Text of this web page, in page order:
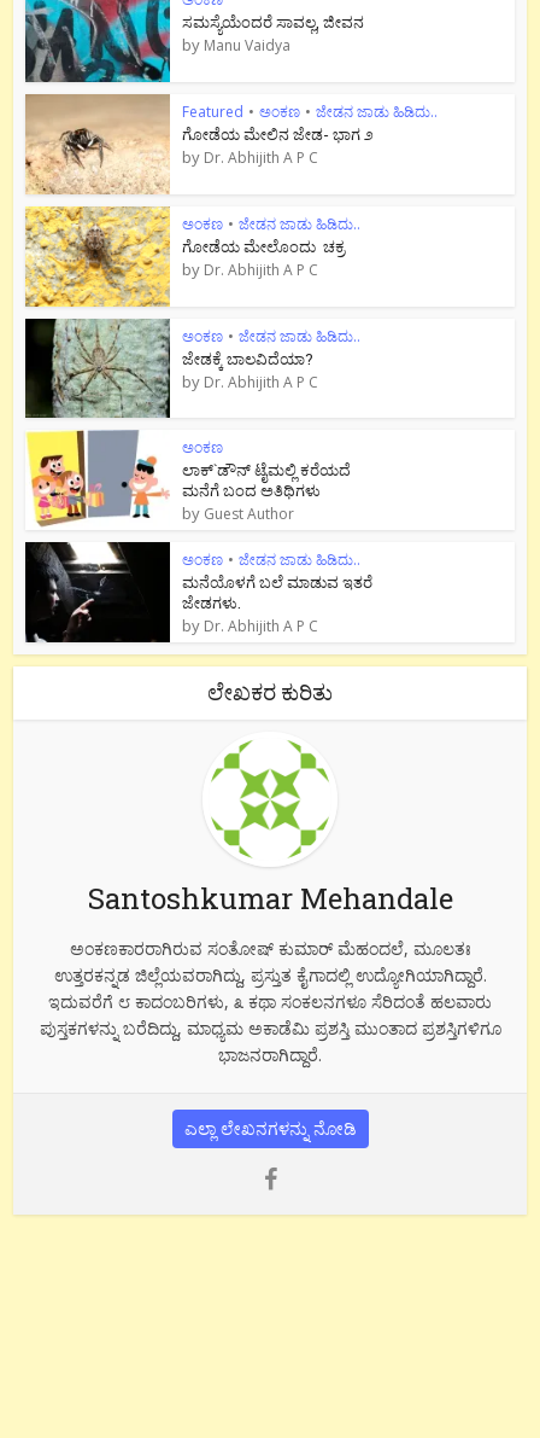
ಸಮಸ್ಯೆಯೆಂದರೆ ಸಾವಲ್ಲ, ಜೀವನ
by Manu Vaidya
Featured • ಅಂಕಣ • ಜೇಡನ ಜಾಡು ಹಿಡಿದು..
ಗೋಡೆಯ ಮೇಲಿನ ಜೇಡ- ಭಾಗ ೨
by Dr. Abhijith A P C
ಅಂಕಣ • ಜೇಡನ ಜಾಡು ಹಿಡಿದು..
ಗೋಡೆಯ ಮೇಲೊಂದು ಚಕ್ರ
by Dr. Abhijith A P C
ಅಂಕಣ • ಜೇಡನ ಜಾಡು ಹಿಡಿದು..
ಜೇಡಕ್ಕೆ ಬಾಲವಿದೆಯಾ?
by Dr. Abhijith A P C
ಅಂಕಣ
ಲಾಕ್`ಡೌನ್ ಟೈಮಲ್ಲಿ ಕರೆಯದೆ
ಮನೆಗೆ ಬಂದ ಅತಿಥಿಗಳು
by Guest Author
ಅಂಕಣ • ಜೇಡನ ಜಾಡು ಹಿಡಿದು..
ಮನೆಯೊಳಗೆ ಬಲೆ ಮಾಡುವ ಇತರೆ
ಜೇಡಗಳು.
by Dr. Abhijith A P C
ಲೇಖಕರ ಕುರಿತು
Santoshkumar Mehandale
ಅಂಕಣಕಾರರಾಗಿರುವ ಸಂತೋಷ್ ಕುಮಾರ್ ಮೆಹಂದಲೆ, ಮೂಲತಃ
ಉತ್ತರಕನ್ನಡ ಜಿಲ್ಲೆಯವರಾಗಿದ್ದು, ಪ್ರಸ್ತುತ ಕೈಗಾದಲ್ಲಿ ಉದ್ಯೋಗಿಯಾಗಿದ್ದಾರೆ.
ಇದುವರೆಗೆ ೮ ಕಾದಂಬರಿಗಳು, ೩ ಕಥಾ ಸಂಕಲನಗಳೂ ಸೆರಿದಂತೆ ಹಲವಾರು
ಪುಸ್ತಕಗಳನ್ನು ಬರೆದಿದ್ದು, ಮಾಧ್ಯಮ ಅಕಾಡೆಮಿ ಪ್ರಶಸ್ತಿ ಮುಂತಾದ ಪ್ರಶಸ್ತಿಗಳಿಗೂ
ಭಾಜನರಾಗಿದ್ದಾರೆ.
ಎಲ್ಲಾ ಲೇಖನಗಳನ್ನು ನೋಡಿ